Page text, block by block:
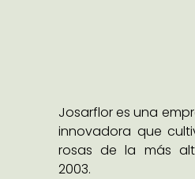
Josarflor es una
innovadora que
rosas de la más
2003.